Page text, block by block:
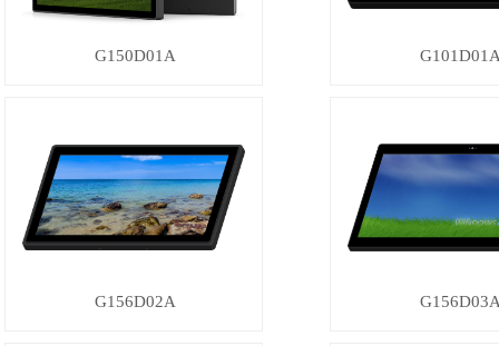
G150D01A
G156D02A